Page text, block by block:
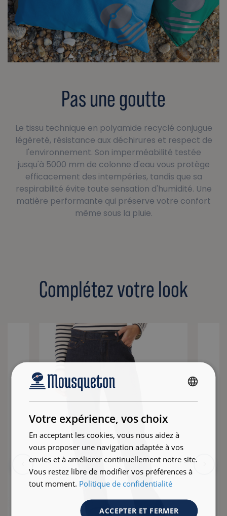
Pas une goutte
Le tissu technique en polyamide recyclé conjugue
légèreté, résistance aux déchirures et respect de
l'environnement. Son imperméabilité testée
jusqu'à 5000 mm de colonne d'eau vous protège
efficacement des intempéries, tandis que sa
respirabilité évite toute sensation d'humidité. Une
matière performante qui préserve votre confort
même sous la pluie.
Complétez votre look
Votre expérience, vos choix
En acceptant les cookies, vous nous aidez à
vous proposer une navigation adaptée à vos
envies et à améliorer continuellement notre site.
Vous restez libre de modifier vos préférences à
tout moment. Politique de confidentialité
ACCEPTER ET FERMER